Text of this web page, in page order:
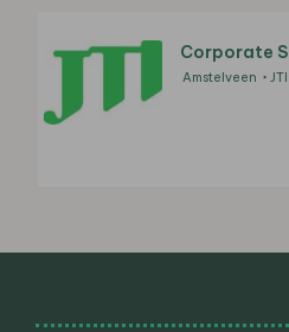
Corporate
Amstelveen JTI